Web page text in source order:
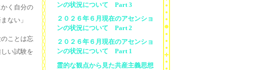
く自分の
ない」
ことは忘
い試験を
ンの状況について Part 3
２０２６年６月現在のアセンショ
ンの状況について Part 2
２０２６年６月現在のアセンショ
ンの状況について Part 1
霊的な観点から見た共産主義思想